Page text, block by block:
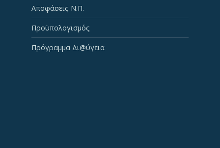
Αποφάσεις Ν.Π.
Προϋπολογισμός
Πρόγραμμα Δι@ύγεια